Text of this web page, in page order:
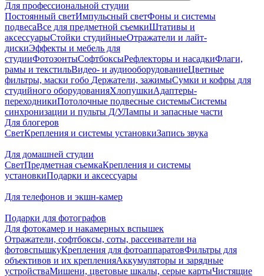
Для профессиональной студии
Постоянный светИмпульсный светФоны и системы
подвесаВсе для предметной съемкиШтативы и
аксессуарыСтойки студийныеОтражатели и лайт-
дискиЭффекты и мебель для
студииФотозонтыСофтбоксыРефлекторы и насадкиФлаги,
рамы и текстильВидео- и аудиооборудованиеЦветные
фильтры, маски гобо Держатели, зажимыСумки и кофры для
студийного оборудованияХлопушкиАдаптеры-
переходникиПотолочные подвесные системыСистемы
синхронизации и пульты Д/УЛампы и запасные части
Для блогеров
СветКрепления и системы установкиЗапись звука
Для домашней студии
СветПредметная съемкаКрепления и системы
установкиПодарки и аксессуары
Для телефонов и экшн-камер
Подарки для фотографов
Для фотокамер и накамерных вспышек
Отражатели, софтбоксы, соты, рассеиватели на
фотовспышкуКрепления для фотоаппаратовФильтры для
объективов и их крепленияАккумуляторы и зарядные
устройстваМишени, цветовые шкалы, серые картыЧистящие